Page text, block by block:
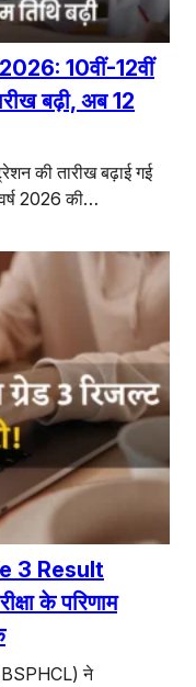
10वीं-12वीं
बढ़ी, अब 12
की तारीख बढ़ाई गई
वर्ष 2026 की…
3 Result
के परिणाम
(BSPHCL) ने